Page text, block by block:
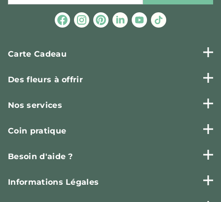
Carte Cadeau
Des fleurs à offrir
Nos services
Coin pratique
Besoin d'aide ?
Informations Légales